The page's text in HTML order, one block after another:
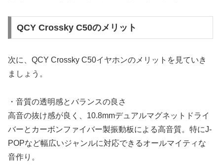
QCY Crossky C50のメリット
次に、QCY Crossky C50イヤホンのメリットを見ていき
ましょう。
・音質の透明感とバランスの良さ
高音の抜け感が良く、10.8mmデュアルマグネットドライ
バーとカーボンファイバー製振動板による高音質。特にJ-
POPなど幅広いジャンルに対応できるオールマイティな
音作り。